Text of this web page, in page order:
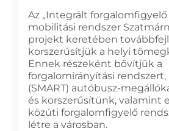
Az „Integrált
mobilitási rendszer
projekt keretében
korszerűsítjük a helyi
Ennek részeként bővítjük a
forgalomirányítási
(SMART) autóbusz-
és korszerűsítünk, valamint
közúti forgalomfigyelő
létre a városban.